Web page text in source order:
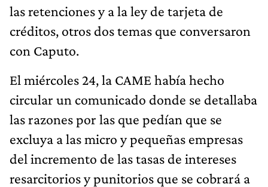
las retenciones y a la ley de tarjeta de
créditos, otros dos temas que conversaron
con Caputo.
El miércoles 24, la CAME había hecho
circular un comunicado donde se detallaba
las razones por las que pedían que se
excluya a las micro y pequeñas empresas
del incremento de las tasas de intereses
resarcitorios y punitorios que se cobrará a